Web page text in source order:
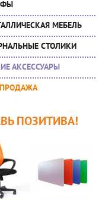
МЕБЕЛЬ
СТОЛИКИ
АКСЕССУАРЫ
ПОЗИТИВА!